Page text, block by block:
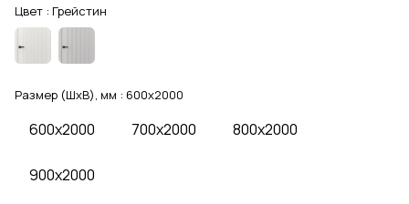
Цвет : Грейстин
Размер (ШхВ), мм : 600x2000
600x2000 700x2000 800x2000
900x2000